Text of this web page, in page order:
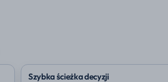
Szybka ścieżka decyzji